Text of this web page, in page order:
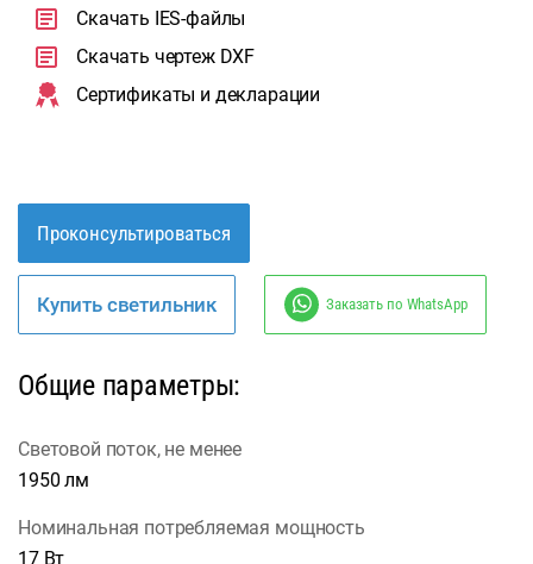
Скачать IES-файлы
Скачать чертеж DXF
Сертификаты и декларации
Проконсультироваться
Купить светильник Заказать по WhatsApp
Общие параметры:
Световой поток, не менее
1950 лм
Номинальная потребляемая мощность
17 Вт